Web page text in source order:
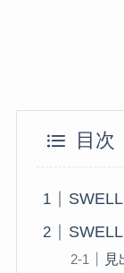
目次
見